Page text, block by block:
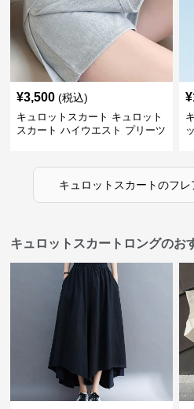
¥3,500 (税込)
キュロットスカート キュロット
スカート ハイウエスト プリーツ
¥
キュロットスカートのフレ
キュロットスカートロングのお